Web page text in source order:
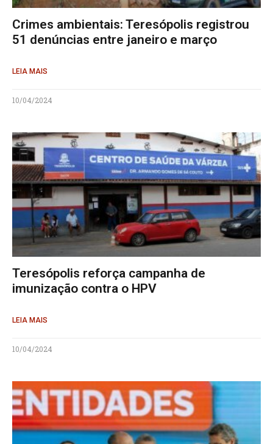
Crimes ambientais: Teresópolis registrou
51 denúncias entre janeiro e março
LEIA MAIS
10/04/2024
Teresópolis reforça campanha de
imunização contra o HPV
LEIA MAIS
10/04/2024